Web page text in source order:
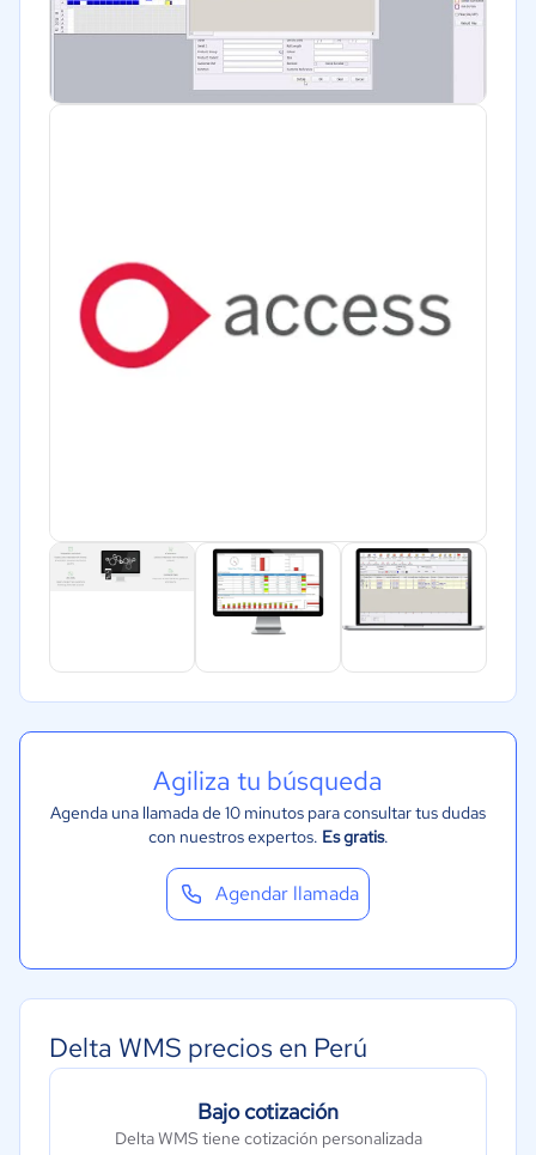
Agiliza tu búsqueda
Agenda una llamada de 10 minutos para consultar tus dudas
con nuestros expertos. Es gratis.
Agendar llamada
Delta WMS precios en Perú
Bajo cotización
Delta WMS tiene cotización personalizada